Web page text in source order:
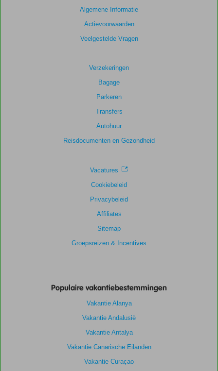
Kindvriendelijk
8,5
Algemene Informatie
Actievoorwaarden
Veelgestelde Vragen
Verzekeringen
Bagage
Parkeren
Transfers
Autohuur
Reisdocumenten en Gezondheid
Vacatures
Cookiebeleid
Privacybeleid
Affiliates
Sitemap
Groepsreizen & Incentives
Populaire vakantiebestemmingen
Vakantie Alanya
Vakantie Andalusië
Vakantie Antalya
Vakantie Canarische Eilanden
Vakantie Curaçao